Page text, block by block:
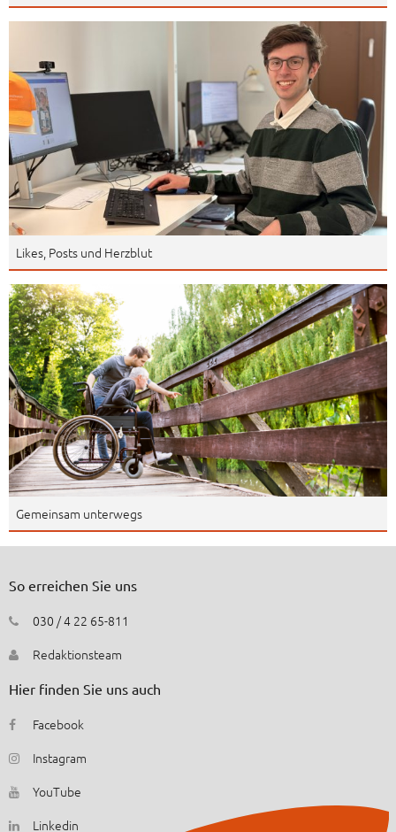
Likes, Posts und Herzblut
Gemeinsam unterwegs
So erreichen Sie uns
030 / 4 22 65-811
Redaktionsteam
Hier finden Sie uns auch
Facebook
Instagram
YouTube
Linkedin